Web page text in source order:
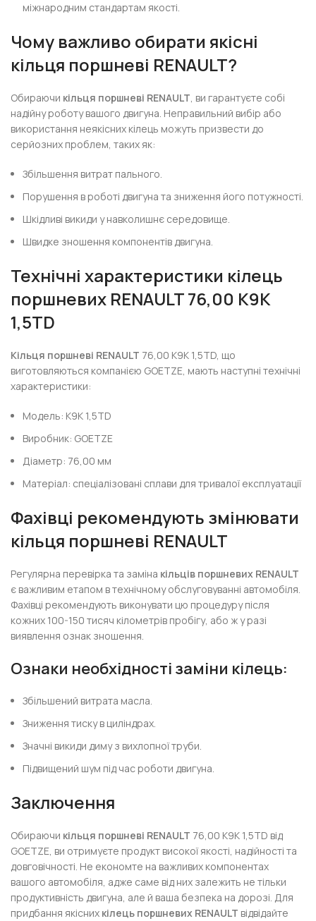
міжнародним стандартам якості.
Чому важливо обирати якісні
кільця поршневі RENAULT?
Обираючи кільця поршневі RENAULT, ви гарантуєте собі
надійну роботу вашого двигуна. Неправильний вибір або
використання неякісних кілець можуть призвести до
серйозних проблем, таких як:
Збільшення витрат пального.
Порушення в роботі двигуна та зниження його потужності.
Шкідливі викиди у навколишнє середовище.
Швидке зношення компонентів двигуна.
Технічні характеристики кілець
поршневих RENAULT 76,00 K9K
1,5TD
Кільця поршневі RENAULT 76,00 K9K 1,5TD, що
виготовляються компанією GOETZE, мають наступні технічні
характеристики:
Модель: K9K 1,5TD
Виробник: GOETZE
Діаметр: 76,00 мм
Матеріал: спеціалізовані сплави для тривалої експлуатації
Фахівці рекомендують змінювати
кільця поршневі RENAULT
Регулярна перевірка та заміна кільців поршневих RENAULT
є важливим етапом в технічному обслуговуванні автомобіля.
Фахівці рекомендують виконувати цю процедуру після
кожних 100-150 тисяч кілометрів пробігу, або ж у разі
виявлення ознак зношення.
Ознаки необхідності заміни кілець:
Збільшений витрата масла.
Зниження тиску в циліндрах.
Значні викиди диму з вихлопної труби.
Підвищений шум під час роботи двигуна.
Заключення
Обираючи кільця поршневі RENAULT 76,00 K9K 1,5TD від
GOETZE, ви отримуєте продукт високої якості, надійності та
довговічності. Не економте на важливих компонентах
вашого автомобіля, адже саме від них залежить не тільки
продуктивність двигуна, але й ваша безпека на дорозі. Для
придбання якісних кілець поршневих RENAULT відвідайте